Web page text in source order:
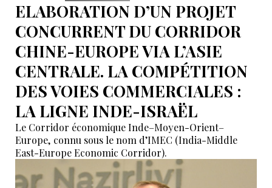
ELABORATION D’UN PROJET
CONCURRENT DU CORRIDOR
CHINE-EUROPE VIA L’ASIE
CENTRALE. LA COMPÉTITION
DES VOIES COMMERCIALES :
LA LIGNE INDE-ISRAËL
Le Corridor économique Inde–Moyen-Orient–
Europe, connu sous le nom d’IMEC (India-Middle
East-Europe Economic Corridor).